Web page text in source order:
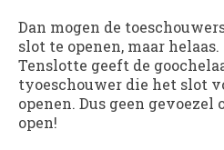
Dan mogen de
slot te openen, maar helaas.
Tenslotte geeft de
tyoeschouwer die het slot
openen. Dus geen
open!